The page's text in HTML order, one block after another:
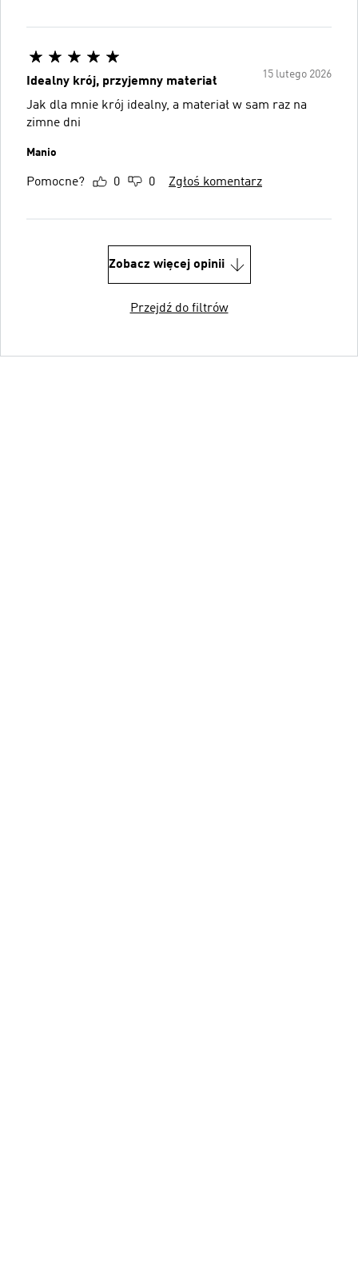
15 lutego 2026
Idealny krój, przyjemny materiał
Jak dla mnie krój idealny, a materiał w sam raz na
zimne dni
Manio
Pomocne? 0 0 Zgłoś komentarz
Zobacz więcej opinii
Przejdź do filtrów